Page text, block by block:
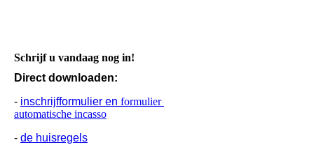
Schrijf u vandaag nog in!
Direct downloaden:
- inschrijfformulier en formulier
automatische incasso
- de huisregels